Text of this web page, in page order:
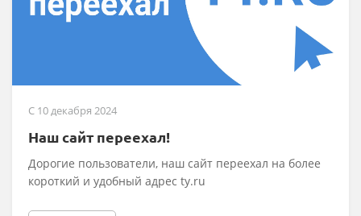
C 10 декабря 2024
Наш сайт переехал!
Дорогие пользователи, наш сайт переехал на более
короткий и удобный адрес ty.ru